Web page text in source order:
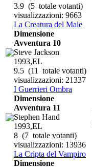
3.9 (5 totale votanti)
visualizzazioni: 9663
La Creatura del Male
Dimensione
Avventura 10
Steve Jackson
1993,EL
9.5 (11 totale votanti)
visualizzazioni: 21337
I Guerrieri Ombra
Dimensione
Avventura 11
Stephen Hand
1993,EL
8 (7 totale votanti)
visualizzazioni: 13936
La Cripta del Vampiro
Dimensione